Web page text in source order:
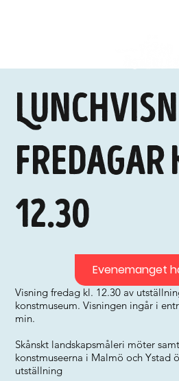
fredagar
12.30
Visning fredag kl. 12.30 av
konstmuseum. Visningen ingår i
min.
Skånskt landskapsmåleri möter
konstmuseerna i Malmö och Ystad
utställning
Evenemanget